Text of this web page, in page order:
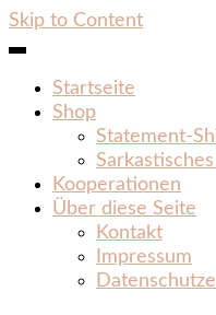
Skip to Content
Startseite
Shop
Kooperationen
Über diese Seite
Kontakt
Impressum